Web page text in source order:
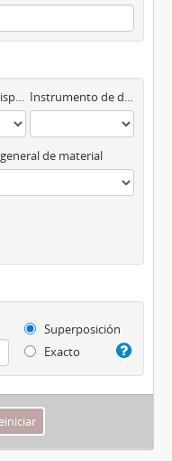
Objeto digital disponibles Instrumento de descripción
de material
Superposición
Exacto